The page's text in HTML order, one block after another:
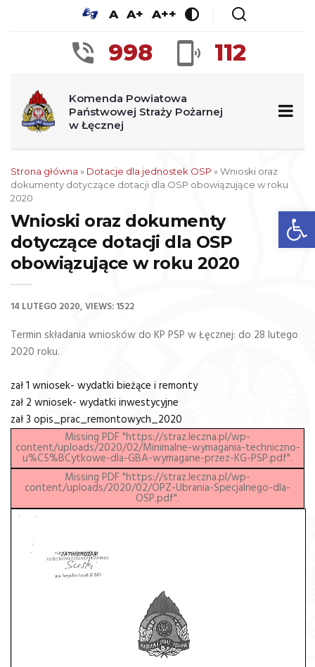
A A+ A++
998 112
Komenda Powiatowa
Państwowej Straży Pożarnej
w Łęcznej
Strona główna » Dotacje dla jednostek OSP »Wnioski oraz
dokumenty dotyczące dotacji dla OSP obowiązujące w roku
2020
Wnioski oraz dokumenty
dotyczące dotacji dla OSP
obowiązujące w roku 2020
14 LUTEGO 2020 VIEWS: 1522
Termin składania wniosków do KP PSP w Łęcznej: do 28 lutego
2020 roku.
zał 1 wniosek- wydatki bieżące i remonty
zał 2 wniosek- wydatki inwestycyjne
zał 3 opis_prac_remontowych_2020
Missing PDF "https://straz.leczna.pl/wp-
content/uploads/2020/02/Minimalne-wymagania-techniczno-
u%C5%BCytkowe-dla-GBA-wymagane-przez-KG-PSP.pdf".
Missing PDF "https://straz.leczna.pl/wp-
content/uploads/2020/02/OPZ-Ubrania-Specjalnego-dla-
OSP.pdf".